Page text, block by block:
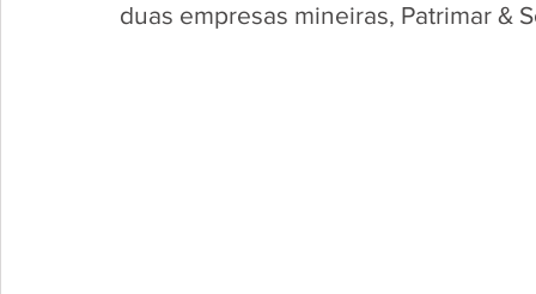
duas empresas mineiras, Patrimar &